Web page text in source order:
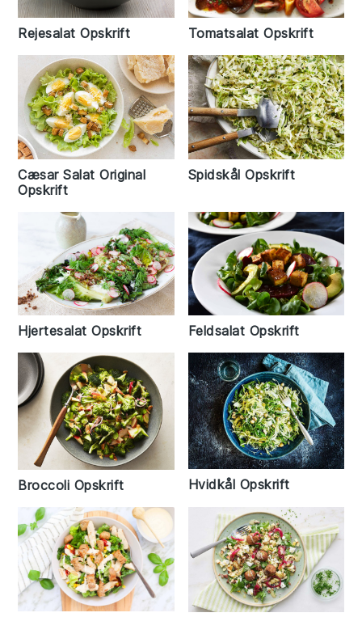
Rejesalat Opskrift Tomatsalat Opskrift
Cæsar Salat Original
Opskrift
Spidskål Opskrift
Hjertesalat Opskrift Feldsalat Opskrift
Broccoli Opskrift Hvidkål Opskrift